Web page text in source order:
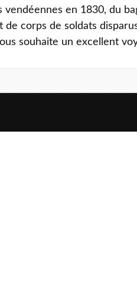
vendéennes en 1830, du
corps de soldats
souhaite un excellent